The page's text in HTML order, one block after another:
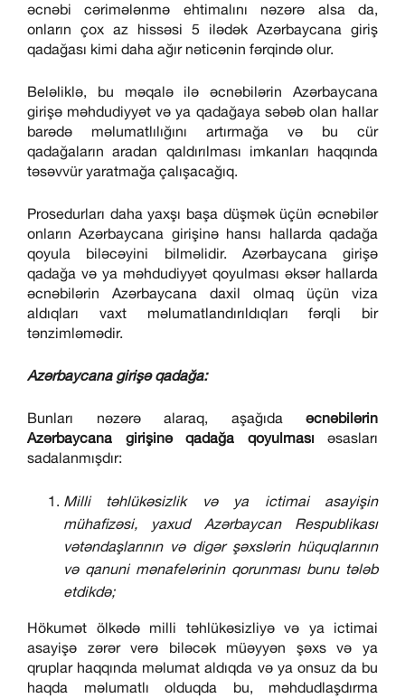
əcnəbi cərimələnmə ehtimalını nəzərə alsa da,
onların çox az hissəsi 5 ilədək Azərbaycana giriş
qadağası kimi daha ağır nəticənin fərqində olur.
Beləliklə, bu məqalə ilə əcnəbilərin Azərbaycana
girişə məhdudiyyət və ya qadağaya səbəb olan hallar
barədə məlumatlılığını artırmağa və bu cür
qadağaların aradan qaldırılması imkanları haqqında
təsəvvür yaratmağa çalışacağıq.
Prosedurları daha yaxşı başa düşmək üçün əcnəbilər
onların Azərbaycana girişinə hansı hallarda qadağa
qoyula biləcəyini bilməlidir. Azərbaycana girişə
qadağa və ya məhdudiyyət qoyulması əksər hallarda
əcnəbilərin Azərbaycana daxil olmaq üçün viza
aldıqları vaxt məlumatlandırıldıqları fərqli bir
tənzimləmədir.
Azərbaycana girişə qadağa:
Bunları nəzərə alaraq, aşağıda əcnəbilərin
Azərbaycana girişinə qadağa qoyulması əsasları
sadalanmışdır:
Milli təhlükəsizlik və ya ictimai asayişin
mühafizəsi, yaxud Azərbaycan Respublikası
vətəndaşlarının və digər şəxslərin hüquqlarının
və qanuni mənafelərinin qorunması bunu tələb
etdikdə;
Hökumət ölkədə milli təhlükəsizliyə və ya ictimai
asayişə zərər verə biləcək müəyyən şəxs və ya
qruplar haqqında məlumat aldıqda və ya onsuz da bu
haqda məlumatlı olduqda bu, məhdudlaşdırma